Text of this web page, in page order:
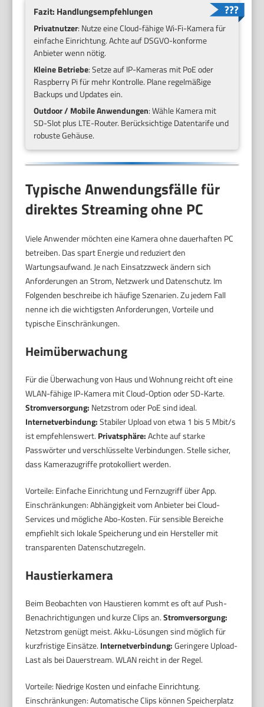
Fazit: Handlungsempfehlungen
Privatnutzer: Nutze eine Cloud-fähige Wi‑Fi-Kamera für
einfache Einrichtung. Achte auf DSGVO-konforme
Anbieter wenn nötig.
Kleine Betriebe: Setze auf IP-Kameras mit PoE oder
Raspberry Pi für mehr Kontrolle. Plane regelmäßige
Backups und Updates ein.
Outdoor / Mobile Anwendungen: Wähle Kamera mit
SD-Slot plus LTE-Router. Berücksichtige Datentarife und
robuste Gehäuse.
Typische Anwendungsfälle für
direktes Streaming ohne PC
Viele Anwender möchten eine Kamera ohne dauerhaften PC
betreiben. Das spart Energie und reduziert den
Wartungsaufwand. Je nach Einsatzzweck ändern sich
Anforderungen an Strom, Netzwerk und Datenschutz. Im
Folgenden beschreibe ich häufige Szenarien. Zu jedem Fall
nenne ich die wichtigsten Anforderungen, Vorteile und
typische Einschränkungen.
Heimüberwachung
Für die Überwachung von Haus und Wohnung reicht oft eine
WLAN-fähige IP-Kamera mit Cloud-Option oder SD-Karte.
Stromversorgung: Netzstrom oder PoE sind ideal.
Internetverbindung:Stabiler Upload von etwa 1 bis 5 Mbit/s
ist empfehlenswert. Privatsphäre:Achte auf starke
Passwörter und verschlüsselte Verbindungen. Stelle sicher,
dass Kamerazugriffe protokolliert werden.
Vorteile: Einfache Einrichtung und Fernzugriff über App.
Einschränkungen: Abhängigkeit vom Anbieter bei Cloud-
Services und mögliche Abo-Kosten. Für sensible Bereiche
empfiehlt sich lokale Speicherung und ein Hersteller mit
transparenten Datenschutzregeln.
Haustierkamera
Beim Beobachten von Haustieren kommt es oft auf Push-
Benachrichtigungen und kurze Clips an.Stromversorgung:
Netzstrom genügt meist. Akku-Lösungen sind möglich für
kurzfristige Einsätze. Internetverbindung:Geringere Upload-
Last als bei Dauerstream. WLAN reicht in der Regel.
Vorteile: Niedrige Kosten und einfache Einrichtung.
Einschränkungen: Automatische Clips können Speicherplatz